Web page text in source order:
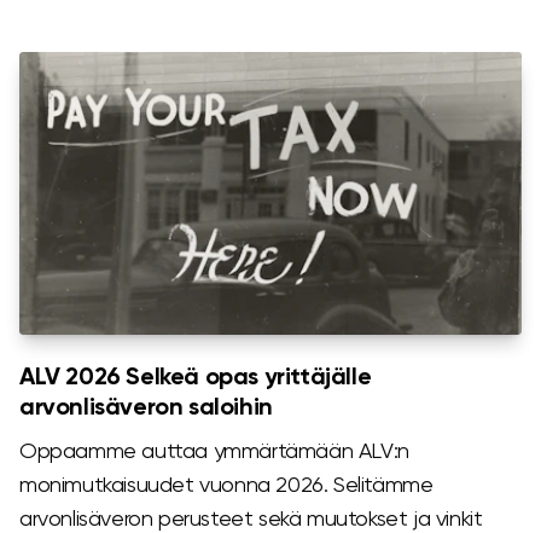
ALV 2026 Selkeä opas yrittäjälle
arvonlisäveron saloihin
Oppaamme auttaa ymmärtämään ALV:n
monimutkaisuudet vuonna 2026. Selitämme
arvonlisäveron perusteet sekä muutokset ja vinkit